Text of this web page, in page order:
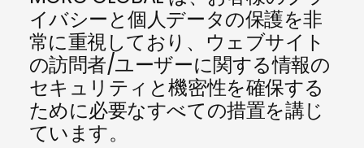
イバシーと個人データの保護を非
常に重視しており、ウェブサイト
の訪問者/ユーザーに関する情報の
セキュリティと機密性を確保する
ために必要なすべての措置を講じ
ています。